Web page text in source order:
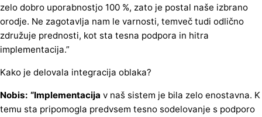
zelo dobro uporabnostjo 100 %, zato je postal naše izbrano
orodje. Ne zagotavlja nam le varnosti, temveč tudi odlično
združuje prednosti, kot sta tesna podpora in hitra
implementacija.”
Kako je delovala integracija oblaka?
Nobis: “Implementacija v naš sistem je bila zelo enostavna. K
temu sta pripomogla predvsem tesno sodelovanje s podporo